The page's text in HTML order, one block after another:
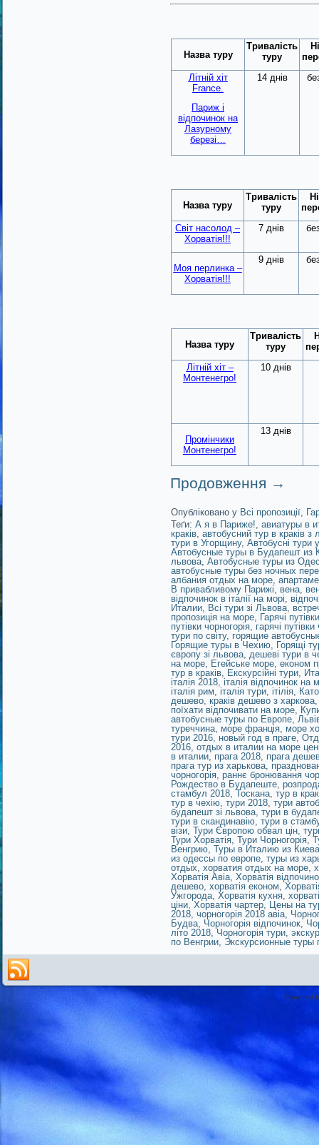
Назва туру
Тривалість
туру
Літній хіт
France.
Париж і
відпочинок на
Лазурному
березі…
14 днів
Назва туру
Тривалість
туру
Світ насолод –
Хорватія!!!
7 днів
Моя перлинка –
Хорватія!!!
9 днів
Назва туру
Тривалість
туру
Літній хіт –
Монтенегро!
10 днів
Промінчики
Монтенегро!
13 днів
Продовження →
Опубліковано у Всі пропозиції
Теґи: А я в Париже! авиатуры в
краків автобусний тур в краків з
тури в Угорщину, Автобусні тури
Автобусные туры в Будапешт из
львова Автобусные туры из
автобусные туры без ночных
албания отдых на море
В привабливому Парижі
вена
відпочинок в італії на морі
Италии Всі тури зі Львова
пропозиція на море Гарячі
путівки чорногорія гарячі
тури по світу, горящие
Горящие туры в Чехию Горящі
європу зі львова дешеві тури в
на море Егейське море економ
тур в краків Екскурсійні тури
італія 2018 італія відпочинок на
італія рим італія тури ітілія
дешево краків дешево з харкова
поїхати відпочивати на море
автобусные туры по Европе
туреччина море франція море
тури 2016 новый год в праге,
2016 отдых в италии на море
в италии, прага 2018 прага
прага тур из харькова
чорногорія раннє бронювання
Рождество в Будапеште
стамбул 2018 ,Тоскана тур в
тур в чехію тури 2018 тури
будапешт зі львова тури в
тури в скандинавію тури в
візи Тури Європою обвал цін
Тури Хорватія Тури Чорногорія,
Венгрию Туры в Италию из Киева
из одессы по европе туры из
отдых хорватия отдых на море ,
Хорватія Авіа Хорватія
дешево хорватія економ ,
Ужгорода Хорватія кухня
ціни ,Хорватія чартер, Цены на
2018 чорногорія 2018 авіа
Будва Чорногорія відпочинок,
літо 2018 ,Чорногорія тури
по Венгрии Экскурсионные туры
Powered